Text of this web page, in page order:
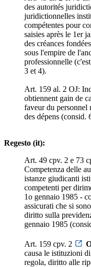
des autorités
juridictionnelles
compétentes pour
saisies après le 1er
des créances
sous l'empire de
professionnelle
3 et 4).
Art. 159 al. 2 OJ:
obtiennent gain de
faveur du personnel
des dépens (consid.
Regesto (it):
Art. 49 cpv. 2 e 73
Competenza delle
istanze giudicanti
competenti per
1o gennaio 1985 -
assicurati che si
diritto sulla
gennaio 1985
Art. 159 cpv. 2
causa le istituzioni
regola, diritto alle